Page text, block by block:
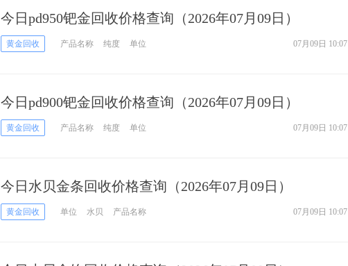
今日pd950钯金回收价格查询（2026年07月09日）
黄金回收 产品名称 纯度 单位 07月09日 10:07
今日pd900钯金回收价格查询（2026年07月09日）
黄金回收 产品名称 纯度 单位 07月09日 10:07
今日水贝金条回收价格查询（2026年07月09日）
黄金回收 单位 水贝 产品名称 07月09日 10:07